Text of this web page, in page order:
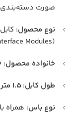
صورت
نوع محصول
Modules)
خانواده محصول: SIMATIC S7-400
طول کابل:۱.۵ متر
نوع باس: همراه با